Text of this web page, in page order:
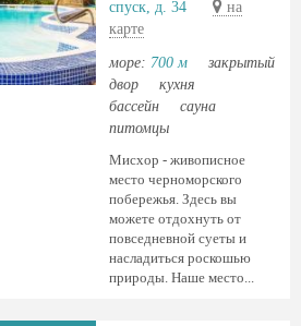
спуск, д. 34
на
карте
море: 700 м
закрытый
двор
кухня
бассейн
сауна
питомцы
Мисхор - живописное
место черноморского
побережья. Здесь вы
можете отдохнуть от
повседневной суеты и
насладиться роскошью
природы. Наше место...